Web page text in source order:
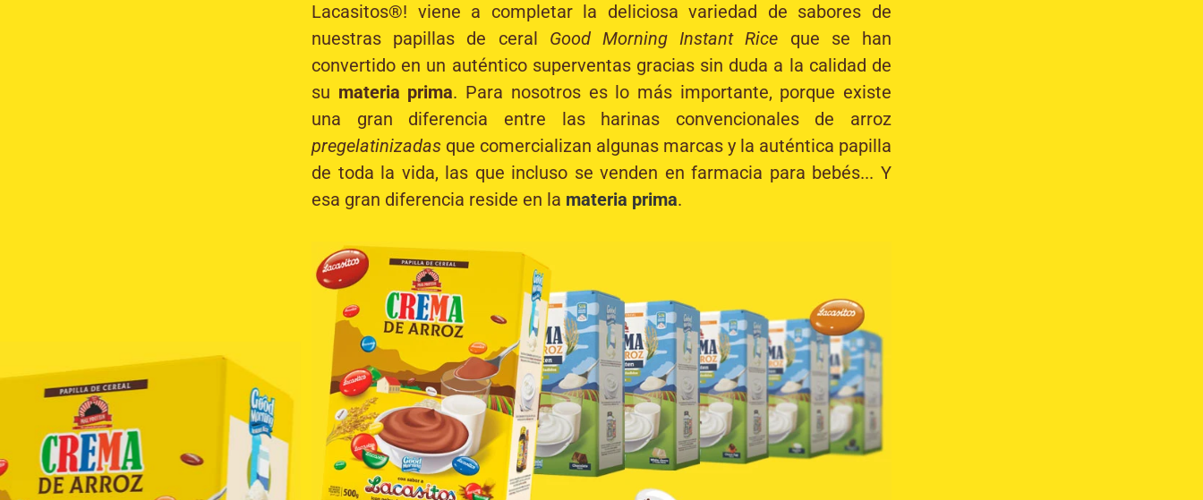
Lacasitos®! viene a completar la deliciosa variedad de sabores de
nuestras papillas de ceral Good Morning Instant Rice que se han
convertido en un auténtico superventas gracias sin duda a la calidad de
su materia prima. Para nosotros es lo más importante, porque existe
una gran diferencia entre las harinas convencionales de arroz
pregelatinizadas que comercializan algunas marcas y la auténtica papilla
de toda la vida, las que incluso se venden en farmacia para bebés... Y
esa gran diferencia reside en la materia prima.